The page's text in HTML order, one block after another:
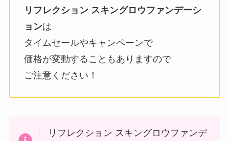
リフレクション スキングロウファンデーシ
ョンは
タイムセールやキャンペーンで
価格が変動することもありますので
ご注意ください！
リフレクション スキングロウファンデ